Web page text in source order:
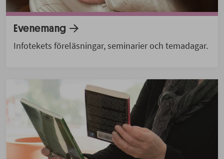
Evenemang
Infotekets föreläsningar, seminarier och temadagar.